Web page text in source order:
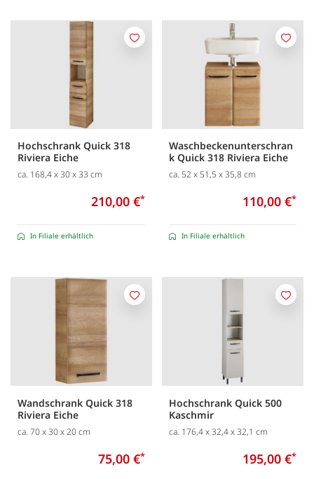
Hochschrank Quick 318
Riviera Eiche
ca. 168,4 x 30 x 33 cm
210,00 €*
In Filiale erhältlich
Merken
Waschbeckenunterschran
k Quick 318 Riviera Eiche
ca. 52 x 51,5 x 35,8 cm
110,00 €*
In Filiale erhältlich
Wandschrank Quick 318
Riviera Eiche
ca. 70 x 30 x 20 cm
75,00 €*
Merken
Hochschrank Quick 500
Kaschmir
ca. 176,4 x 32,4 x 32,1 cm
195,00 €*